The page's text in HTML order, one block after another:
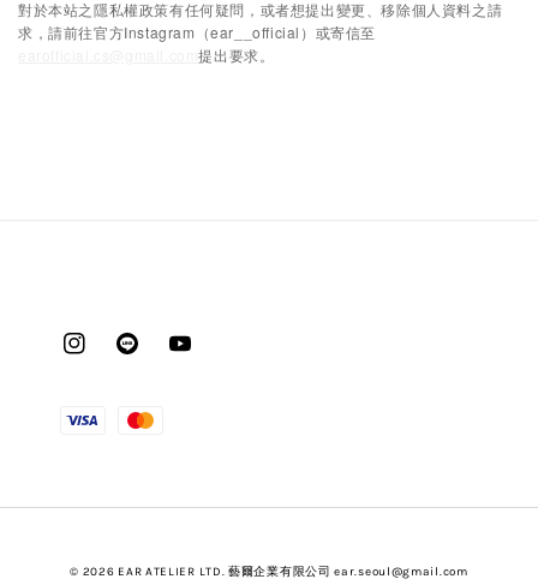
對於本站之隱私權政策有任何疑問，或者想提出變更、移除個人資料之請
求，請前往官方Instagram （ear__official ）或寄信至
earofficial.cs@gmail.com提出要求。
© 2026 EAR ATELIER LTD. 藝爾企業有限公司 ear.seoul@gmail.com